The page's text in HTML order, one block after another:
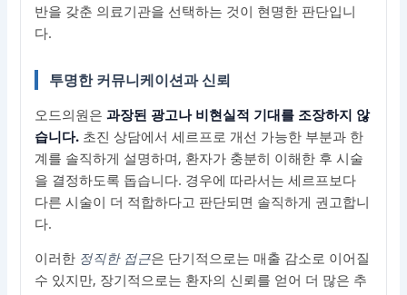
반을 갖춘 의료기관을 선택하는 것이 현명한 판단입니
다.
투명한 커뮤니케이션과 신뢰
오드의원은과장된 광고나 비현실적 기대를 조장하지 않
습니다. 초진 상담에서 세르프로 개선 가능한 부분과 한
계를 솔직하게 설명하며, 환자가 충분히 이해한 후 시술
을 결정하도록 돕습니다. 경우에 따라서는 세르프보다
다른 시술이 더 적합하다고 판단되면 솔직하게 권고합니
다.
이러한 정직한 접근은 단기적으로는 매출 감소로 이어질
수 있지만, 장기적으로는 환자의 신뢰를 얻어 더 많은 추